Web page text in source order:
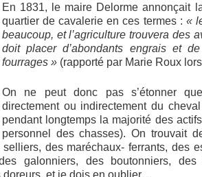
En 1831, le maire Delorme annonçait
quartier de cavalerie en ces termes : «
beaucoup, et l’agriculture trouvera des
doit placer d’abondants engrais et
fourrages » (rapporté par Marie Roux
On ne peut donc pas s’étonner
directement ou indirectement du
pendant longtemps la majorité des
personnel des chasses). On trouvait
des maréchaux- ferrants, des
galonniers, des boutonniers, des
doreurs, et je dois en oublier…